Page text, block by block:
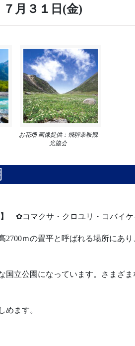
月３１日(金)
お花畑 画像提供：飛騨乗鞍観
光協会
こ
】 ✿コマクサ・クロユリ・コバイ
2700ｍの畳平と呼ばれる場所にあ
国立公園になっています。さまざ
めます。